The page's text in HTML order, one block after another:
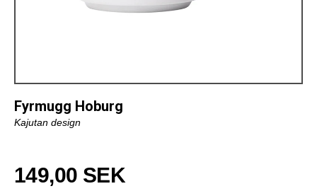
Fyrmugg Hoburg
Kajutan design
149,00 SEK